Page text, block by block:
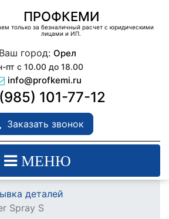
ПРОФКЕМИ
только за безналичный расчет с юридическими
лицами и ИП.
Ваш город: Орел
пт с 10.00 до 18.00
info@profkemi.ru
101-77-12
Заказать звонок
МЕНЮ
деталей
Spray S